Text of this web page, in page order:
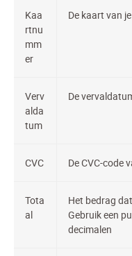
Kaa
rtnu
mm
er
De kaart van
Verv
alda
tum
De
CVC De CVC-code
Tota
al
Het bedrag
Gebruik een
decimalen